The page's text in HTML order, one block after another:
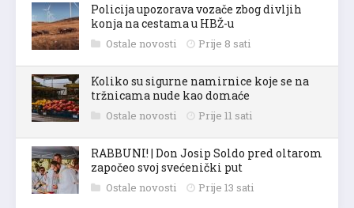
Policija upozorava vozače zbog divljih
konja na cestama u HBŽ-u
Ostale novosti Prije 8 sati
Koliko su sigurne namirnice koje se na
tržnicama nude kao domaće
Ostale novosti Prije 11 sati
RABBUNI! | Don Josip Soldo pred oltarom
započeo svoj svećenički put
Ostale novosti Prije 13 sati